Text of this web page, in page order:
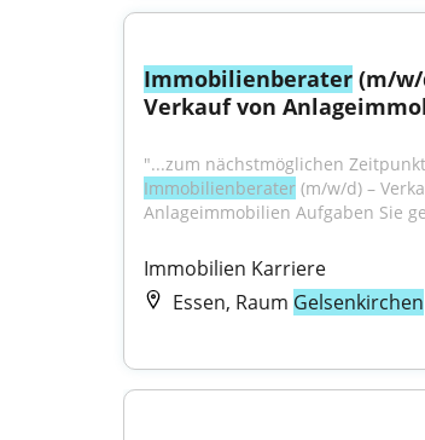
Immobilienberater (m/w/
Verkauf von
Immobilienberater (m/w/d) –
Anlageimmobilien Aufgaben Sie
Immobilien Karriere
Essen, Raum Gelsenkirchen